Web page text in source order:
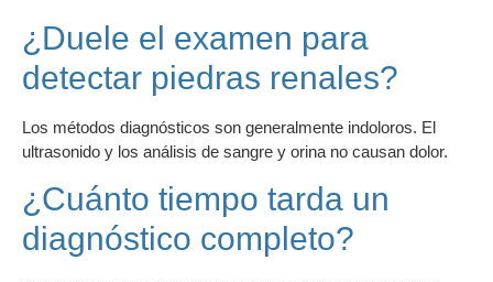
¿Duele el examen para
detectar piedras renales?
Los métodos diagnósticos son generalmente indoloros. El
ultrasonido y los análisis de sangre y orina no causan dolor.
¿Cuánto tiempo tarda un
diagnóstico completo?